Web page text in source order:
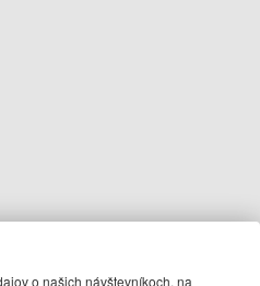
o našich návštevníkoch, na